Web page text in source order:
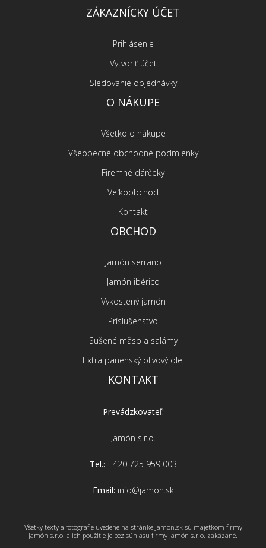
ZÁKAZNÍCKY ÚČET
Prihlásenie
Vytvoriť účet
Sledovanie objednávky
O NÁKUPE
Všetko o nákupe
Všeobecné obchodné podmienky
Firemné dárčeky
Veľkoobchod
Kontakt
OBCHOD
Jamón serrano
Jamón ibérico
Vykostený jamón
Príslušenstvo
Sušené mäso a salámy
Extra panenský olivový olej
KONTAKT
Prevádzkovateľ:
Jamón s.r.o.
Tel.: +420 725 959 003
Email: info@jamon.sk
Všetky texty a fotografie uvedené na stránke Jamon.sk sú majetkom firmy
Jamón s.r.o. a ich použitie je bez súhlasu firmy Jamón s.r.o. zakázané.